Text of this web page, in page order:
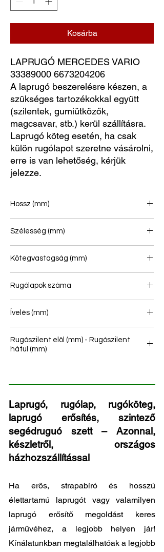
Kosárba
LAPRUGÓ MERCEDES VARIO
33389000 6673204206
A laprugó beszerelésre készen, a
szükséges tartozékokkal együtt
(szilentek, gumiütközők,
magcsavar, stb.) kerül szállításra.
Laprugó köteg esetén, ha csak
külön rugólapot szeretne vásárolni,
erre is van lehetőség, kérjük
jelezze.
Hossz (mm)
Szélesség (mm)
Kötegvastagság (mm)
Rugólapok száma
Ívelés (mm)
Rugószilent elöl (mm) - Rugószilent
hátul (mm)
Laprugó, rugólap, rugóköteg,
laprugó erősítés, szintező
segédruguó szett – Azonnal,
készletről, országos
házhozszállítással
Ha erős, strapabíró és hosszú
élettartamú laprugót vagy valamilyen
laprugó erősítő megoldást keres
járművéhez, a legjobb helyen jár!
Kínálatunkban megtalálhatóak a legjobb